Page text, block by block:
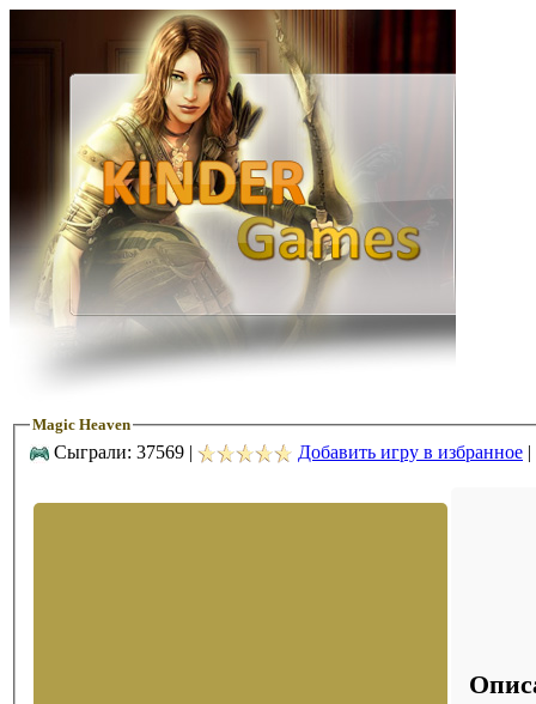
Magic Heaven
Сыграли: 37569 | Добавить игру в избранное |